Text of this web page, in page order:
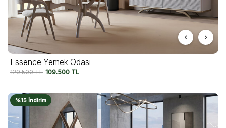
Essence Yemek Odası
129.500TL 109.500 TL
%15 İndirim